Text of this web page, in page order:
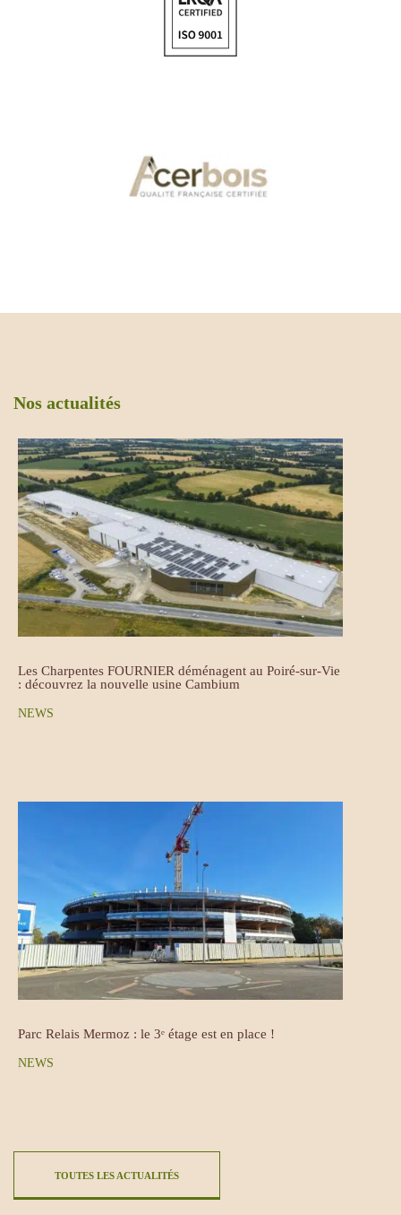
Nos actualités
Les Charpentes FOURNIER déménagent au Poiré-sur-Vie
: découvrez la nouvelle usine Cambium
NEWS
Parc Relais Mermoz : le 3ᵉ étage est en place !
NEWS
TOUTES LES ACTUALITÉS